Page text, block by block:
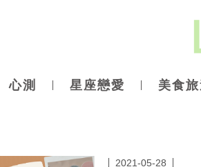
心測 星座戀愛 美食
2021-05-28